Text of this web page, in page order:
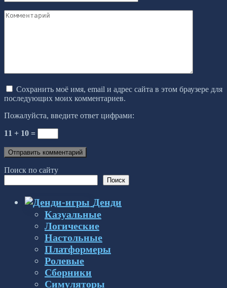
Комментарий
Сохранить моё имя, email и адрес сайта в этом браузере для
последующих моих комментариев.
Пожалуйста, введите ответ цифрами:
11 + 10 =
Поиск по сайту
Поиск
Денди
Казуальные
Логические
Настольные
Платформеры
Ролевые
Сборники
Симуляторы